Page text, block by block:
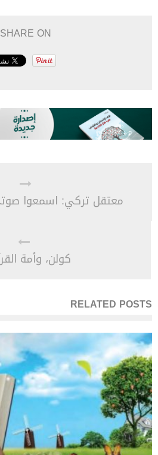
SHARE ON:
معتقل تركي: اسمعوا
كولن، وأمة
RELATED POSTS